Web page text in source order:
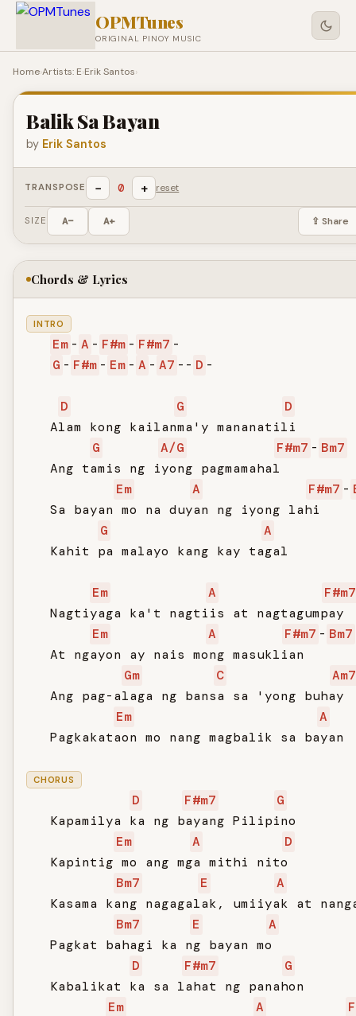
OPMTunes
ORIGINAL PINOY MUSIC
Home›Artists: E›Erik Santos›
Balik Sa Bayan
by Erik Santos
TRANSPOSE − 0 + reset
SIZE A− A+ ⇪ Share
Chords & Lyrics
INTRO
Em - A - F#m - F#m7 -
G - F#m - Em - A - A7 -- D -
D G
D
   Alam kong kailanma'y mananatili
G
A/G F#m7 - Bm7
   Ang tamis ng iyong pagmamahal
Em
A F#m7 -
   Sa bayan mo na duyan ng iyong lahi
G
A
   Kahit pa malayo kang kay tagal
Em A
F#m7
   Nagtiyaga ka't nagtiis at nagtagumpay
Em
A F#m7 - Bm7
   At ngayon ay nais mong masuklian
Gm
C
Am7
   Ang pag-alaga ng bansa sa 'yong buhay
Em
A
   Pagkakataon mo nang magbalik sa bayan
CHORUS
D F#m7
G
   Kapamilya ka ng bayang Pilipino
Em
A
D
   Kapintig mo ang mga mithi nito
Bm7
E
A
Kasama kang nagagalak, umiiyak at
Bm7
E
A
   Pagkat bahagi ka ng bayan mo
D
F#m7
G
   Kabalikat ka sa lahat ng panahon
Em
A